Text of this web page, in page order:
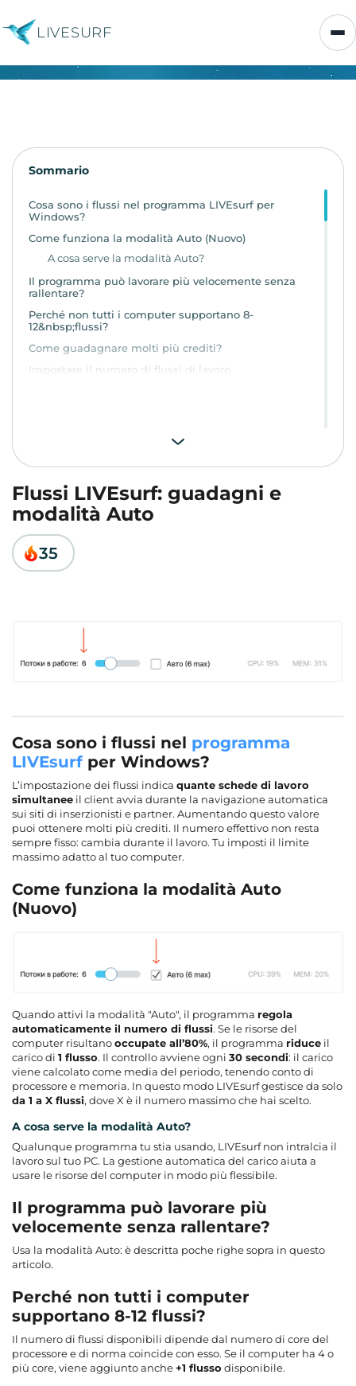
LIVESURF
Sommario
Cosa sono i flussi nel programma LIVEsurf per
Windows?
Come funziona la modalità Auto (Nuovo)
A cosa serve la modalità Auto?
Il programma può lavorare più velocemente senza
rallentare?
Perché non tutti i computer supportano 8-
12&nbsp;flussi?
Come guadagnare molti più crediti?
Impostare il numero di flussi di lavoro
Flussi LIVEsurf: guadagni e
modalità Auto
35
Cosa sono i flussi nel programma
LIVEsurfper Windows?
L’impostazione dei flussi indica quante schede di lavoro
simultanee il client avvia durante la navigazione automatica
sui siti di inserzionisti e partner. Aumentando questo valore
puoi ottenere molti più crediti. Il numero effettivo non resta
sempre fisso: cambia durante il lavoro. Tu imposti il limite
massimo adatto al tuo computer.
Come funziona la modalità Auto
(Nuovo)
Quando attivi la modalità "Auto", il programma regola
automaticamente il numero di flussi. Se le risorse del
computer risultanooccupate all’80%, il programma riduce il
carico di 1 flusso. Il controllo avviene ogni 30 secondi: il carico
viene calcolato come media del periodo, tenendo conto di
processore e memoria. In questo modo LIVEsurf gestisce da solo
da 1 a X flussi, dove X è il numero massimo che hai scelto.
A cosa serve la modalità Auto?
Qualunque programma tu stia usando, LIVEsurf non intralcia il
lavoro sul tuo PC. La gestione automatica del carico aiuta a
usare le risorse del computer in modo più flessibile.
Il programma può lavorare più
velocemente senza rallentare?
Usa la modalità Auto: è descritta poche righe sopra in questo
articolo.
Perché non tutti i computer
supportano 8-12 flussi?
Il numero di flussi disponibili dipende dal numero di core del
processore e di norma coincide con esso. Se il computer ha 4 o
più core, viene aggiunto anche+1 flusso disponibile.